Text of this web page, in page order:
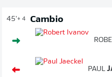
45'+ 4 Cambio
PAUL